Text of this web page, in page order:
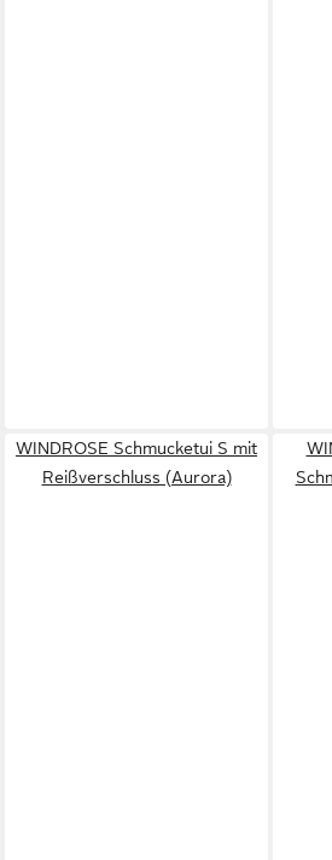
WINDROSE Schmucketui S mit
Reißverschluss (Aurora)